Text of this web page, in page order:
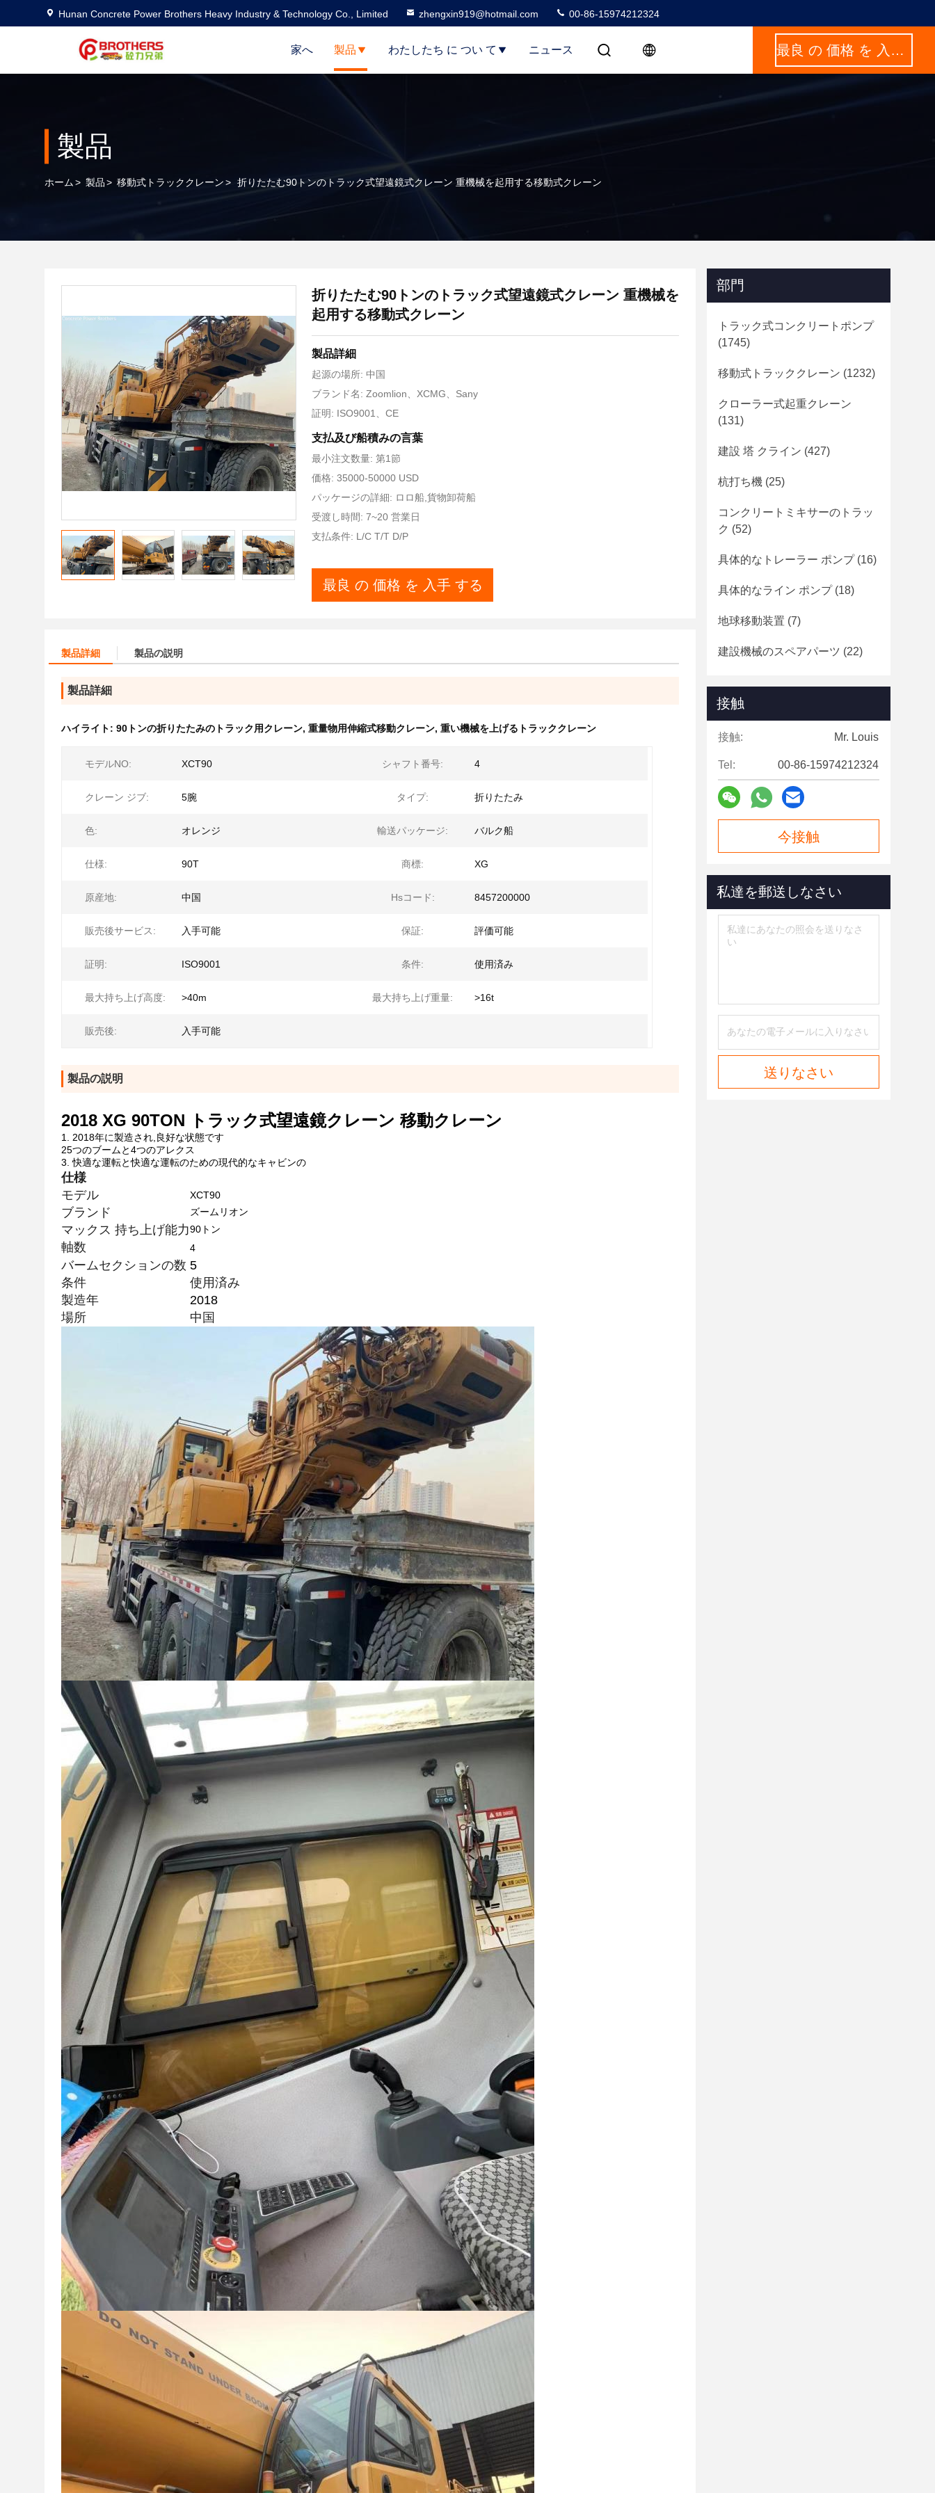
Hunan Concrete Power Brothers Heavy Industry & Technology Co., Limited zhengxin919@hotmail.com 00-86-15974212324
家へ 製品 わたしたち に つい て ニュース 最良 の 価格 を 入手 する
製品
ホーム> 製品> 移動式トラッククレーン> 折りたたむ90トンのトラック式望遠鏡式クレーン 重機械を起用する移動式クレーン
折りたたむ90トンのトラック式望遠鏡式クレーン 重機械を
起用する移動式クレーン
製品詳細
起源の場所: 中国
ブランド名: Zoomlion、XCMG、Sany
証明: ISO9001、CE
支払及び船積みの言葉
最小注文数量: 第1節
価格: 35000-50000 USD
パッケージの詳細: ロロ船,貨物卸荷船
受渡し時間: 7~20 営業日
支払条件: L/C T/T D/P
最良 の 価格 を 入手 する
製品詳細 製品の説明
製品詳細
ハイライト: 90トンの折りたたみのトラック用クレーン, 重量物用伸縮式移動クレーン, 重い機械を上げるトラッククレーン
モデルNO: XCT90 シャフト番号: 4
クレーン ジブ: 5腕 タイプ: 折りたたみ
色: オレンジ 輸送パッケージ: バルク船
仕様: 90T 商標: XG
原産地: 中国 Hsコード: 8457200000
販売後サービス: 入手可能 保証: 評価可能
証明: ISO9001 条件: 使用済み
最大持ち上げ高度: >40m 最大持ち上げ重量: >16t
販売後: 入手可能
製品の説明
2018 XG 90TON トラック式望遠鏡クレーン 移動クレーン
1. 2018年に製造され,良好な状態です
25つのブームと4つのアレクス
3. 快適な運転と快適な運転のための現代的なキャビンの
仕様
モデル
XCT90
ブランド ズームリオン
マックス 持ち上げ能力90トン
軸数 4
バームセクションの数 5
条件
使用済み
製造年
2018
場所
中国
部門
トラック式コンクリートポンプ
(1745)
移動式トラッククレーン (1232)
クローラー式起重クレーン
(131)
建設 塔 クライン (427)
杭打ち機 (25)
コンクリートミキサーのトラッ
ク (52)
具体的なトレーラー ポンプ(16)
具体的なライン ポンプ(18)
地球移動装置 (7)
建設機械のスペアパーツ (22)
接触
接触: Mr. Louis
Tel: 00-86-15974212324
今接触
私達を郵送しなさい
送りなさい